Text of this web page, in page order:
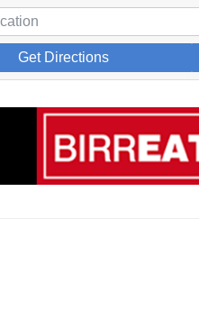
Get Directions